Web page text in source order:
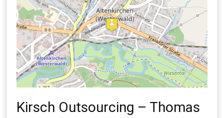
Kirsch Outsourcing – Thomas